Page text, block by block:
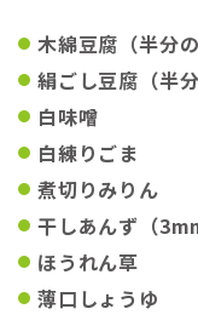
木綿豆腐（半分
絹ごし豆腐（半
白味噌
白練りごま
煮切りみりん
干しあんず（
ほうれん草
薄口しょうゆ